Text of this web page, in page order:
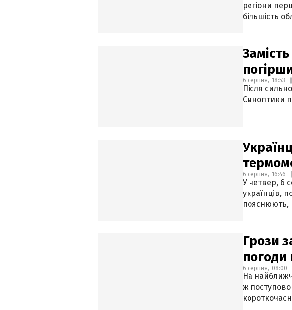
регіони
більшість
6 серпня, 18:53
Після
Синоптики
6 серпня, 16:46
У четвер, 6
українців,
пояснюють,
Грози
погоди
6 серпня, 08:00
На
ж